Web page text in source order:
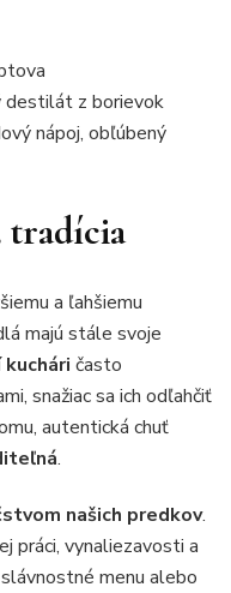
destilát z borievok
nápoj, obľúbený
tradícia
a ľahšiemu
majú stále svoje
často
snažiac sa ich odľahčiť
autentická chuť
.
našich predkov.
práci, vynaliezavosti a
menu alebo